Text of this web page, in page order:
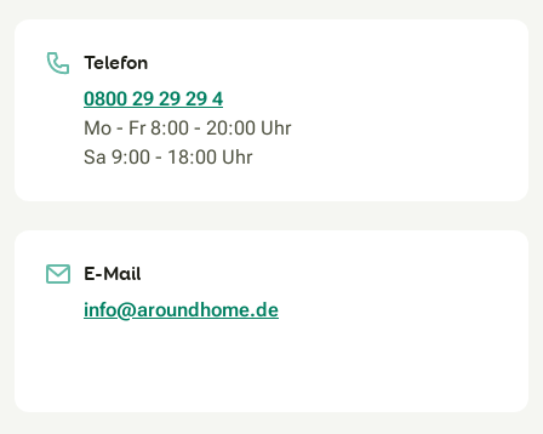
Telefon
0800 29 29 29 4
Mo - Fr 8:00 - 20:00 Uhr
Sa 9:00 - 18:00 Uhr
E-Mail
info@aroundhome.de